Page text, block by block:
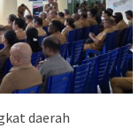
daerah